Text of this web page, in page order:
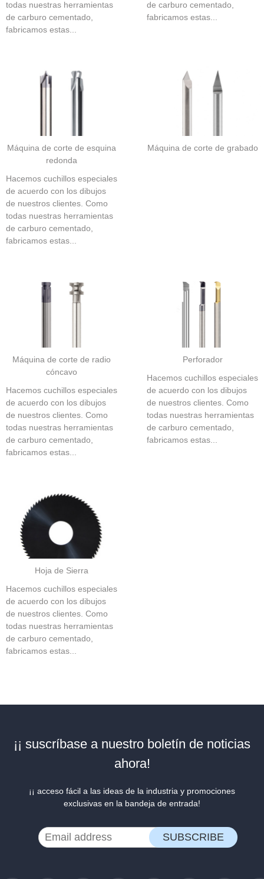
todas nuestras herramientas
de carburo cementado,
fabricamos estas...
de carburo cementado,
fabricamos estas...
Máquina de corte de esquina
redonda
Hacemos cuchillos especiales
de acuerdo con los dibujos
de nuestros clientes. Como
todas nuestras herramientas
de carburo cementado,
fabricamos estas...
Máquina de corte de grabado
Máquina de corte de radio
cóncavo
Hacemos cuchillos especiales
de acuerdo con los dibujos
de nuestros clientes. Como
todas nuestras herramientas
de carburo cementado,
fabricamos estas...
Perforador
Hacemos cuchillos especiales
de acuerdo con los dibujos
de nuestros clientes. Como
todas nuestras herramientas
de carburo cementado,
fabricamos estas...
Hoja de Sierra
Hacemos cuchillos especiales
de acuerdo con los dibujos
de nuestros clientes. Como
todas nuestras herramientas
de carburo cementado,
fabricamos estas...
¡¡ suscríbase a nuestro boletín de noticias
ahora!
¡¡ acceso fácil a las ideas de la industria y promociones
exclusivas en la bandeja de entrada!